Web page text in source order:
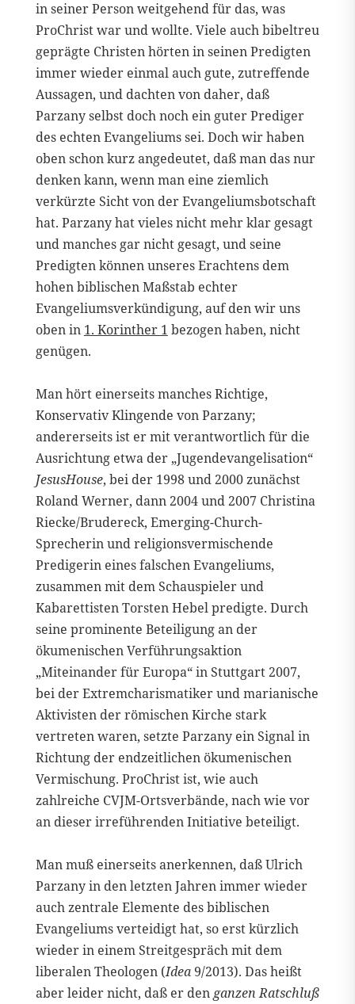
in seiner Person weitgehend für das, was
ProChrist war und wollte. Viele auch bibeltreu
geprägte Christen hörten in seinen Predigten
immer wieder einmal auch gute, zutreffende
Aussagen, und dachten von daher, daß
Parzany selbst doch noch ein guter Prediger
des echten Evangeliums sei. Doch wir haben
oben schon kurz angedeutet, daß man das nur
denken kann, wenn man eine ziemlich
verkürzte Sicht von der Evangeliumsbotschaft
hat. Parzany hat vieles nicht mehr klar gesagt
und manches gar nicht gesagt, und seine
Predigten können unseres Erachtens dem
hohen biblischen Maßstab echter
Evangeliumsverkündigung, auf den wir uns
oben in 1. Korinther 1 bezogen haben, nicht
genügen.
Man hört einerseits manches Richtige,
Konservativ Klingende von Parzany;
andererseits ist er mit verantwortlich für die
Ausrichtung etwa der „Jugendevangelisation“
JesusHouse, bei der 1998 und 2000 zunächst
Roland Werner, dann 2004 und 2007 Christina
Riecke/Brudereck, Emerging-Church-
Sprecherin und religionsvermischende
Predigerin eines falschen Evangeliums,
zusammen mit dem Schauspieler und
Kabarettisten Torsten Hebel predigte. Durch
seine prominente Beteiligung an der
ökumenischen Verführungsaktion
„Miteinander für Europa“ in Stuttgart 2007,
bei der Extremcharismatiker und marianische
Aktivisten der römischen Kirche stark
vertreten waren, setzte Parzany ein Signal in
Richtung der endzeitlichen ökumenischen
Vermischung. ProChrist ist, wie auch
zahlreiche CVJM-Ortsverbände, nach wie vor
an dieser irreführenden Initiative beteiligt.
Man muß einerseits anerkennen, daß Ulrich
Parzany in den letzten Jahren immer wieder
auch zentrale Elemente des biblischen
Evangeliums verteidigt hat, so erst kürzlich
wieder in einem Streitgespräch mit dem
liberalen Theologen (Idea9/2013). Das heißt
aber leider nicht, daß er den ganzen Ratschluß